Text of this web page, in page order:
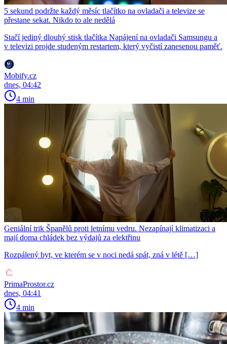
5 sekund podržte každý měsíc tlačítko na ovladači a televize se
přestane sekat. Nikdo to ale nedělá
Stačí jediný dlouhý stisk tlačítka Napájení na ovladači Samsungu a
v televizi projde studeným restartem, který vyčistí zanesenou paměť.
Mobify.cz
dnes, 04:42
4 min
Geniální trik Španělů proti letnímu vedru. Nezapínají klimatizaci a
mají doma chládek bez výdajů za elektřinu
Rozpálený byt, ve kterém se v noci nedá spát, zná v létě […]
PrimaProstor.cz
dnes, 04:41
4 min